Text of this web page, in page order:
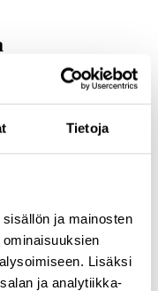
Tietoja
ja mainosten
Lisäksi
ja analytiikka-
kulttuuripalvelujen